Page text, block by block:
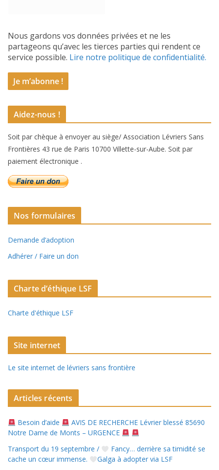
Nous gardons vos données privées et ne les
partageons qu’avec les tierces parties qui rendent ce
service possible. Lire notre politique de confidentialité.
Aidez-nous !
Soit par chèque à envoyer au siège/ Association Lévriers Sans
Frontières 43 rue de Paris 10700 Villette-sur-Aube. Soit par
paiement électronique .
Nos formulaires
Demande d’adoption
Adhérer / Faire un don
Charte d’éthique LSF
Charte d'éthique LSF
Site internet
Le site internet de lévriers sans frontière
Articles récents
Besoin d’aide
AVIS DE RECHERCHE Lévrier blessé 85690
Notre Dame de Monts – URGENCE
Transport du 19 septembre /
Fancy… derrière sa timidité se
cache un cœur immense.
Galga à adopter via LSF